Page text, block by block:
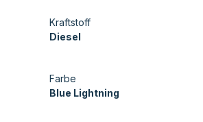
Kraftstoff
Diesel
Farbe
Blue Lightning